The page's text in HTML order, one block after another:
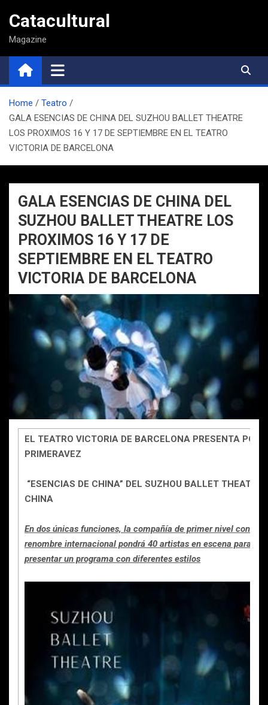
contenido
Catacultural
Magazine
Home
Teatro
GALA ESENCIAS DE CHINA DEL SUZHOU BALLET THEATRE
LOS PROXIMOS 16 Y 17 DE SEPTIEMBRE EN EL TEATRO
VICTORIA DE BARCELONA
GALA ESENCIAS DE CHINA DEL
SUZHOU BALLET THEATRE LOS
PROXIMOS 16 Y 17 DE
SEPTIEMBRE EN EL TEATRO
VICTORIA DE BARCELONA
EL TEATRO VICTORIA DE BARCELONA PRESENTA POR
PRIMERAVEZ
“ESENCIAS DE CHINA” DEL SUZHOU BALLET THEATRE
CHINA
En dos únicas funciones, la compañía de primer nivel con
renombre internacional pondrá 40 artistas en escena para
presentar un programa con diferentes estilos